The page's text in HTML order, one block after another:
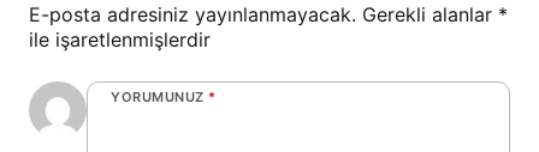
E-posta adresiniz yayınlanmayacak. Gerekli alanlar *
ile işaretlenmişlerdir
YORUMUNUZ *